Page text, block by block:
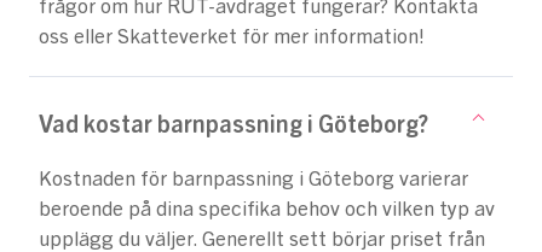
frågor om hur RUT-avdraget fungerar? Kontakta
oss eller Skatteverket för mer information!
Vad kostar barnpassning i Göteborg?
Kostnaden för barnpassning i Göteborg varierar
beroende på dina specifika behov och vilken typ av
upplägg du väljer. Generellt sett börjar priset från